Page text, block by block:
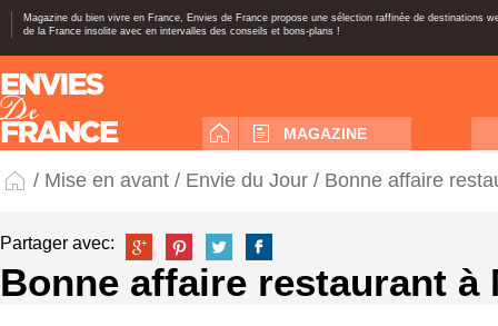
Magazine du bien vivre en France, Envies de France propose une sélection raffinée de destinations
de la France insolite avec en intervalles des conseils et bons-plans !
MAGAZINE
/ Mise en avant / Envie du Jour / Bonne affaire
Partager avec:
Bonne affaire restaurant à